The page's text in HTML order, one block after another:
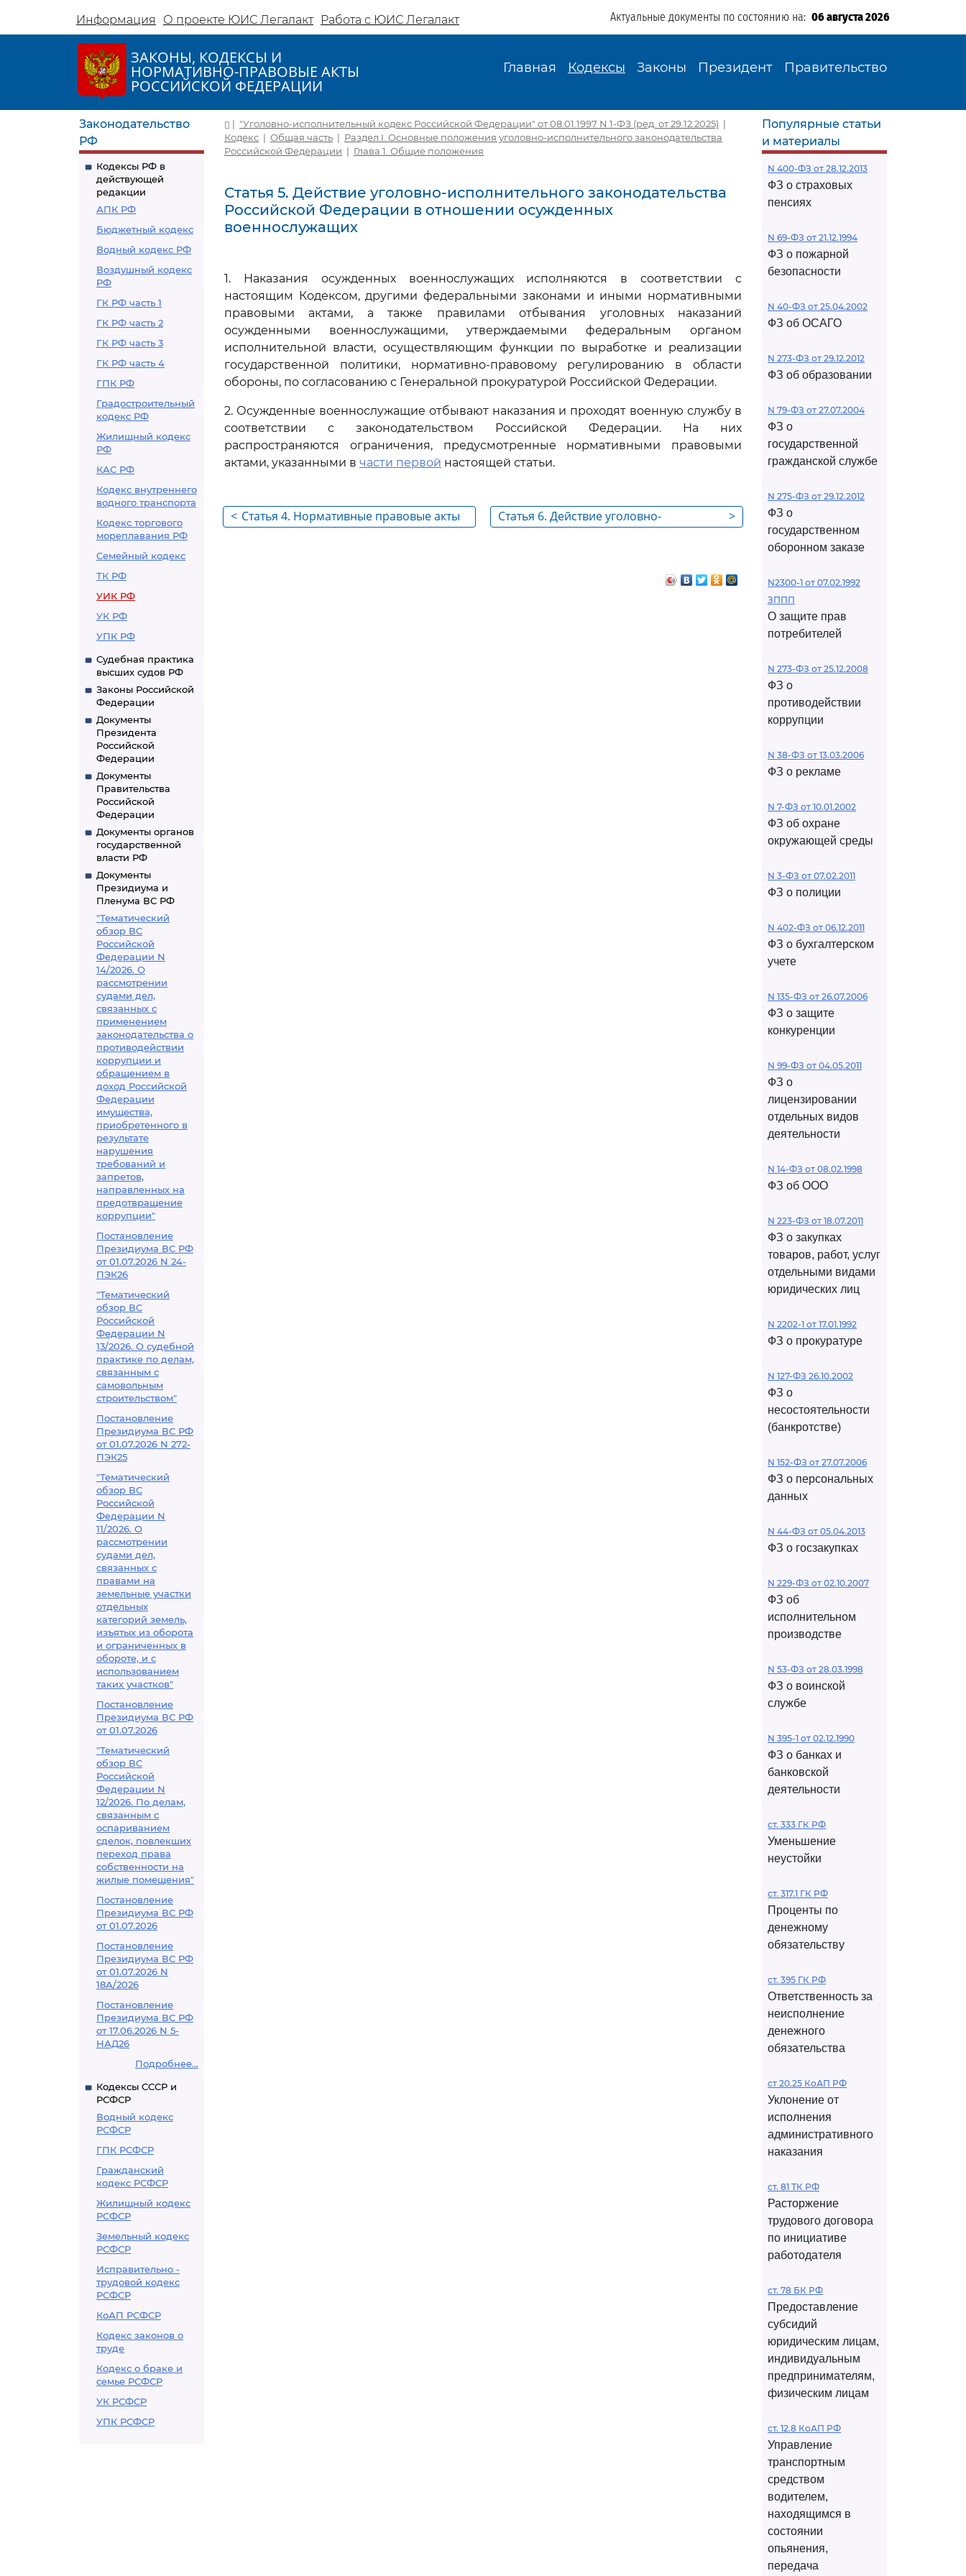
Информация О проекте ЮИС Легалакт Работа с ЮИС Легалакт Актуальные документы по состоянию на: 06 августа 2026
ЗАКОНЫ, КОДЕКСЫ И
НОРМАТИВНО-ПРАВОВЫЕ АКТЫ
РОССИЙСКОЙ ФЕДЕРАЦИИ
Главная Кодексы Законы Президент Правительство
Законодательство
РФ
Кодексы РФ в
действующей
редакции
АПК РФ
Бюджетный кодекс
Водный кодекс РФ
Воздушный кодекс
РФ
ГК РФ часть 1
ГК РФ часть 2
ГК РФ часть 3
ГК РФ часть 4
ГПК РФ
Градостроительный
кодекс РФ
Жилищный кодекс
РФ
КАС РФ
Кодекс внутреннего
водного транспорта
Кодекс торгового
мореплавания РФ
Семейный кодекс
ТК РФ
УИК РФ
УК РФ
УПК РФ
Судебная практика
высших судов РФ
Законы Российской
Федерации
Документы
Президента
Российской
Федерации
Документы
Правительства
Российской
Федерации
Документы органов
государственной
власти РФ
Документы
Президиума и
Пленума ВС РФ
"Тематический
обзор ВС
Российской
Федерации N
14/2026. О
рассмотрении
судами дел,
связанных с
применением
законодательства о
противодействии
коррупции и
обращением в
доход Российской
Федерации
имущества,
приобретенного в
результате
нарушения
требований и
запретов,
направленных на
предотвращение
коррупции"
Постановление
Президиума ВС РФ
от 01.07.2026 N 24-
ПЭК26
"Тематический
обзор ВС
Российской
Федерации N
13/2026. О судебной
практике по делам,
связанным с
самовольным
строительством"
Постановление
Президиума ВС РФ
от 01.07.2026 N 272-
ПЭК25
"Тематический
обзор ВС
Российской
Федерации N
11/2026. О
рассмотрении
судами дел,
связанных с
правами на
земельные участки
отдельных
категорий земель,
изъятых из оборота
и ограниченных в
обороте, и с
использованием
таких участков"
Постановление
Президиума ВС РФ
от 01.07.2026
"Тематический
обзор ВС
Российской
Федерации N
12/2026. По делам,
связанным с
оспариванием
сделок, повлекших
переход права
собственности на
жилые помещения"
Постановление
Президиума ВС РФ
от 01.07.2026
Постановление
Президиума ВС РФ
от 01.07.2026 N
18А/2026
Постановление
Президиума ВС РФ
от 17.06.2026 N 5-
НАД26
Подробнее...
Кодексы СССР и
РСФСР
Водный кодекс
РСФСР
ГПК РСФСР
Гражданский
кодекс РСФСР
Жилищный кодекс
РСФСР
Земельный кодекс
РСФСР
Исправительно -
трудовой кодекс
РСФСР
КоАП РСФСР
Кодекс законов о
труде
Кодекс о браке и
семье РСФСР
УК РСФСР
УПК РСФСР
| "Уголовно-исполнительный кодекс Российской Федерации" от 08.01.1997 N 1-ФЗ (ред. от 29.12.2025) |
Кодекс | Общая часть | Раздел I. Основные положения уголовно-исполнительного законодательства
Российской Федерации | Глава 1. Общие положения
Статья 5. Действие уголовно-исполнительного законодательства
Российской Федерации в отношении осужденных
военнослужащих
1. Наказания осужденных военнослужащих исполняются в соответствии с
настоящим Кодексом, другими федеральными законами и иными нормативными
правовыми актами, а также правилами отбывания уголовных наказаний
осужденными военнослужащими, утверждаемыми федеральным органом
исполнительной власти, осуществляющим функции по выработке и реализации
государственной политики, нормативно-правовому регулированию в области
обороны, по согласованию с Генеральной прокуратурой Российской Федерации.
2. Осужденные военнослужащие отбывают наказания и проходят военную службу в
соответствии с законодательством Российской Федерации. На них
распространяются ограничения, предусмотренные нормативными правовыми
актами, указанными в части первой настоящей статьи.
< Статья 4. Нормативные правовые акты
>
Статья 6. Действие уголовно-
Популярные статьи
и материалы
N 400-ФЗ от 28.12.2013
ФЗ о страховых
пенсиях
N 69-ФЗ от 21.12.1994
ФЗ о пожарной
безопасности
N 40-ФЗ от 25.04.2002
ФЗ об ОСАГО
N 273-ФЗ от 29.12.2012
ФЗ об образовании
N 79-ФЗ от 27.07.2004
ФЗ о
государственной
гражданской службе
N 275-ФЗ от 29.12.2012
ФЗ о
государственном
оборонном заказе
N2300-1 от 07.02.1992
ЗППП
О защите прав
потребителей
N 273-ФЗ от 25.12.2008
ФЗ о
противодействии
коррупции
N 38-ФЗ от 13.03.2006
ФЗ о рекламе
N 7-ФЗ от 10.01.2002
ФЗ об охране
окружающей среды
N 3-ФЗ от 07.02.2011
ФЗ о полиции
N 402-ФЗ от 06.12.2011
ФЗ о бухгалтерском
учете
N 135-ФЗ от 26.07.2006
ФЗ о защите
конкуренции
N 99-ФЗ от 04.05.2011
ФЗ о
лицензировании
отдельных видов
деятельности
N 14-ФЗ от 08.02.1998
ФЗ об ООО
N 223-ФЗ от 18.07.2011
ФЗ о закупках
товаров, работ, услуг
отдельными видами
юридических лиц
N 2202-1 от 17.01.1992
ФЗ о прокуратуре
N 127-ФЗ 26.10.2002
ФЗ о
несостоятельности
(банкротстве)
N 152-ФЗ от 27.07.2006
ФЗ о персональных
данных
N 44-ФЗ от 05.04.2013
ФЗ о госзакупках
N 229-ФЗ от 02.10.2007
ФЗ об
исполнительном
производстве
N 53-ФЗ от 28.03.1998
ФЗ о воинской
службе
N 395-1 от 02.12.1990
ФЗ о банках и
банковской
деятельности
ст. 333 ГК РФ
Уменьшение
неустойки
ст. 317.1 ГК РФ
Проценты по
денежному
обязательству
ст. 395 ГК РФ
Ответственность за
неисполнение
денежного
обязательства
ст 20.25 КоАП РФ
Уклонение от
исполнения
административного
наказания
ст. 81 ТК РФ
Расторжение
трудового договора
по инициативе
работодателя
ст. 78 БК РФ
Предоставление
субсидий
юридическим лицам,
индивидуальным
предпринимателям,
физическим лицам
ст. 12.8 КоАП РФ
Управление
транспортным
средством
водителем,
находящимся в
состоянии
опьянения,
передача